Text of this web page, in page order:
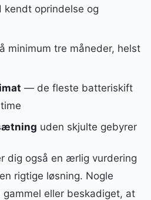
oprindelse og
minimum tre måneder, helst
— de fleste batteriskift
uden skjulte gebyrer
dig også en ærlig vurdering
rigtige løsning. Nogle
eller beskadiget, at